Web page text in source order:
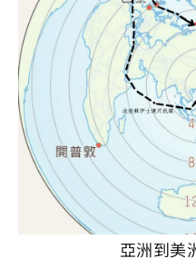
亞洲到美